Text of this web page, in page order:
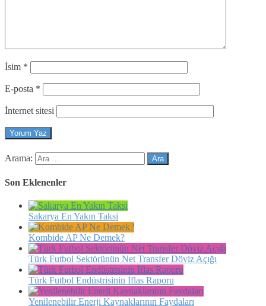
İsim *
E-posta *
İnternet sitesi
Arama:
Son Eklenenler
Sakarya En Yakın Taksi
Kombide AP Ne Demek?
Türk Futbol Sektörünün Net Transfer Döviz Açığı
Türk Futbol Endüstrisinin İflas Raporu
Yenilenebilir Enerji Kaynaklarının Faydaları